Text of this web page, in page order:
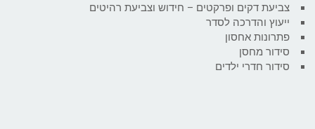
צביעת דקים ופרקטים – חידוש וצביעת רהיטים
ייעוץ והדרכה לסדר
פתרונות אחסון
סידור מחסן
סידור חדרי ילדים